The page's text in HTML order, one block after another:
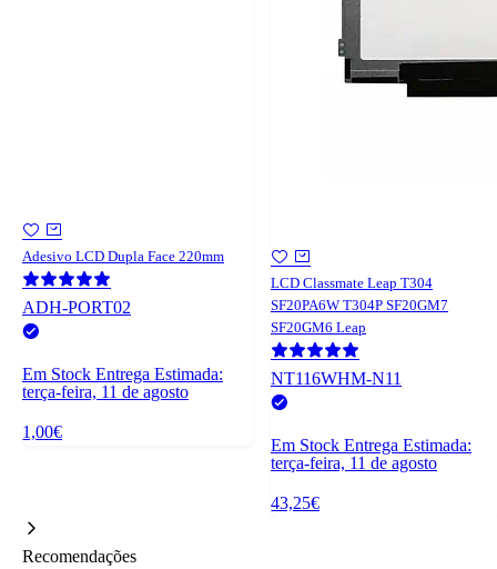
Adesivo LCD Dupla Face 220mm
ADH-PORT02
Em Stock Entrega Estimada:
terça-feira, 11 de agosto
1,00€
LCD Classmate Leap T304
SF20PA6W T304P SF20GM7
SF20GM6 Leap
NT116WHM-N11
Em Stock Entrega Estimada:
terça-feira, 11 de agosto
43,25€
Recomendações